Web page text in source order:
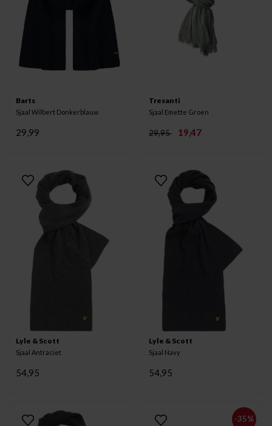
Barts
Sjaal Wilbert Donkerblauw
29,99
Tresanti
Sjaal Emette Groen
29,95 19,47
Lyle & Scott
Sjaal Antraciet
54,95
Lyle & Scott
Sjaal Navy
54,95
-35%